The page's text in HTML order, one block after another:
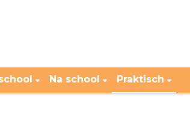
Na school Praktisch